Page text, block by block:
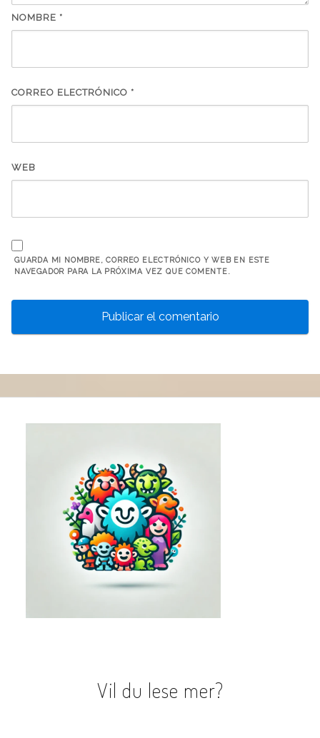
NOMBRE *
CORREO ELECTRÓNICO *
WEB
GUARDA MI NOMBRE, CORREO ELECTRÓNICO Y WEB EN ESTE
NAVEGADOR PARA LA PRÓXIMA VEZ QUE COMENTE.
Vil du lese mer?